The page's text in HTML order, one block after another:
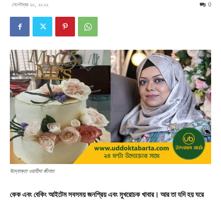
সেপ্টেম্বর ২০, ২০২২ 0
উদ্যোক্তা ওয়াহীদা জীনাত
কেক এবং বেকিং আইটেম সবসময় জনপ্রিয় এবং মুখরোচক খাবার। আর তা যদি হয় ঘরে